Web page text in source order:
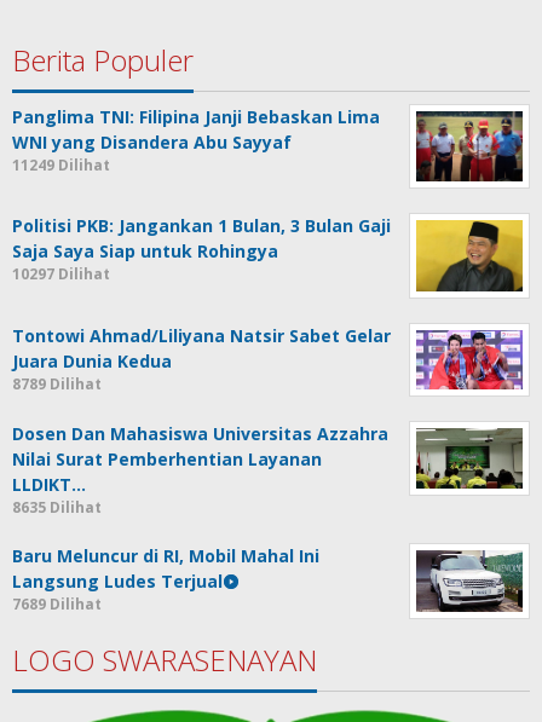
Berita Populer
Panglima TNI: Filipina Janji Bebaskan Lima
WNI yang Disandera Abu Sayyaf
11249 Dilihat
Politisi PKB: Jangankan 1 Bulan, 3 Bulan Gaji
Saja Saya Siap untuk Rohingya
10297 Dilihat
Tontowi Ahmad/Liliyana Natsir Sabet Gelar
Juara Dunia Kedua
8789 Dilihat
Dosen Dan Mahasiswa Universitas Azzahra
Nilai Surat Pemberhentian Layanan
LLDIKT…
8635 Dilihat
Baru Meluncur di RI, Mobil Mahal Ini
Langsung Ludes Terjual
7689 Dilihat
LOGO SWARASENAYAN